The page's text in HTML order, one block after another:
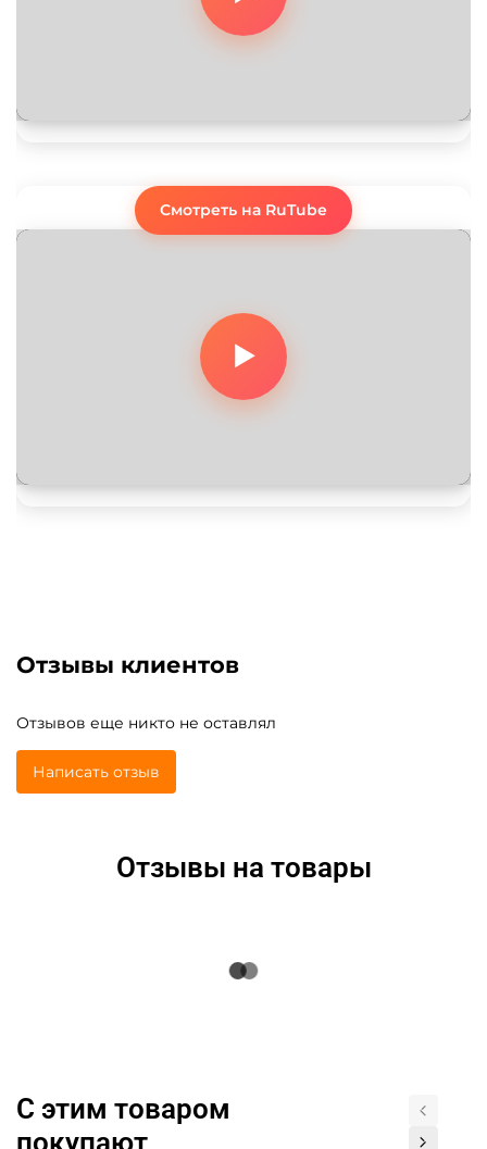
Смотреть на RuTube
Отзывы клиентов
Отзывов еще никто не оставлял
Написать отзыв
Отзывы на товары
С этим товаром